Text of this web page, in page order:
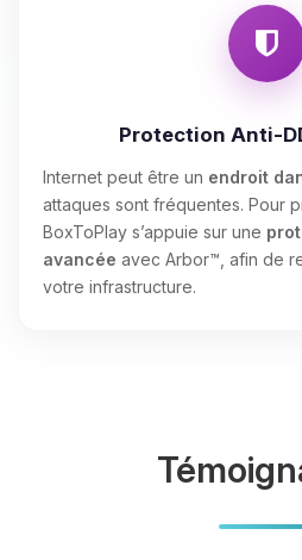
Protection Anti-
Internet peut être un endroit
attaques sont fréquentes. Pour
BoxToPlay s’appuie sur une
avancée avec Arbor™, afin de
votre infrastructure.